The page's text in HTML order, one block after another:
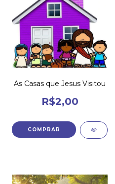
As Casas que Jesus Visitou
R$2,00